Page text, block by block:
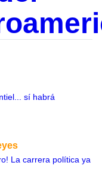
sí habrá
La carrera política ya